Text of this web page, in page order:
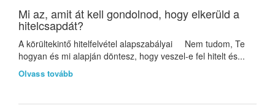
Mi az, amit át kell gondolnod, hogy elkerüld a
hitelcsapdát?
A körültekintő hitelfelvétel alapszabályai Nem tudom, Te
hogyan és mi alapján döntesz, hogy veszel-e fel hitelt és...
Olvass tovább